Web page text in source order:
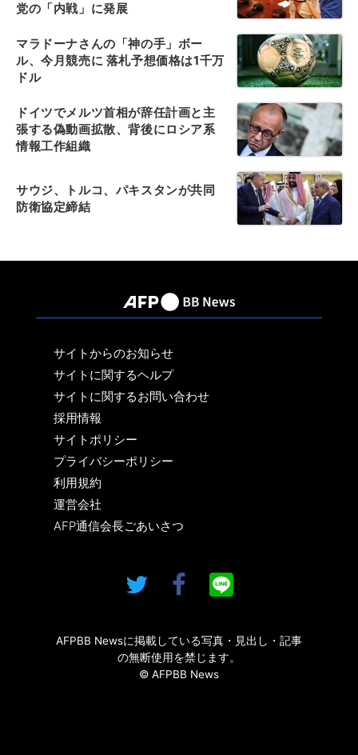
党の「内戦」に発展
マラドーナさんの「神の手」ボー
ル、今月競売に 落札予想価格は1千万
ドル
ドイツでメルツ首相が辞任計画と主
張する偽動画拡散、背後にロシア系
情報工作組織
サウジ、トルコ、パキスタンが共同
防衛協定締結
サイトからのお知らせ
サイトに関するヘルプ
サイトに関するお問い合わせ
採用情報
サイトポリシー
プライバシーポリシー
利用規約
運営会社
AFP通信会長ごあいさつ
AFPBB Newsに掲載している写真・見出し・記事
の無断使用を禁じます。
© AFPBB News